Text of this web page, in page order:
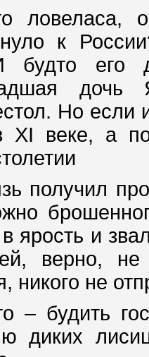
ловеласа,
к
будто его
дочь
Но если
веке, а
получил
ярость и
верно,
никого не
– будить
диких